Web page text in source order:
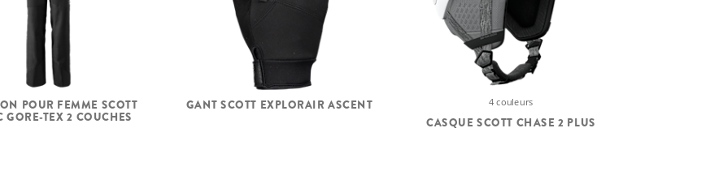
POUR FEMME SCOTT
GORE-TEX 2 COUCHES
GANT SCOTT EXPLORAIR ASCENT 4 couleurs
CASQUE SCOTT CHASE 2 PLUS